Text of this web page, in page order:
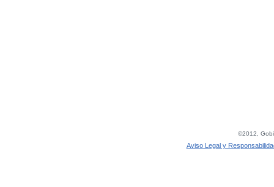
©2012,
Aviso Legal y